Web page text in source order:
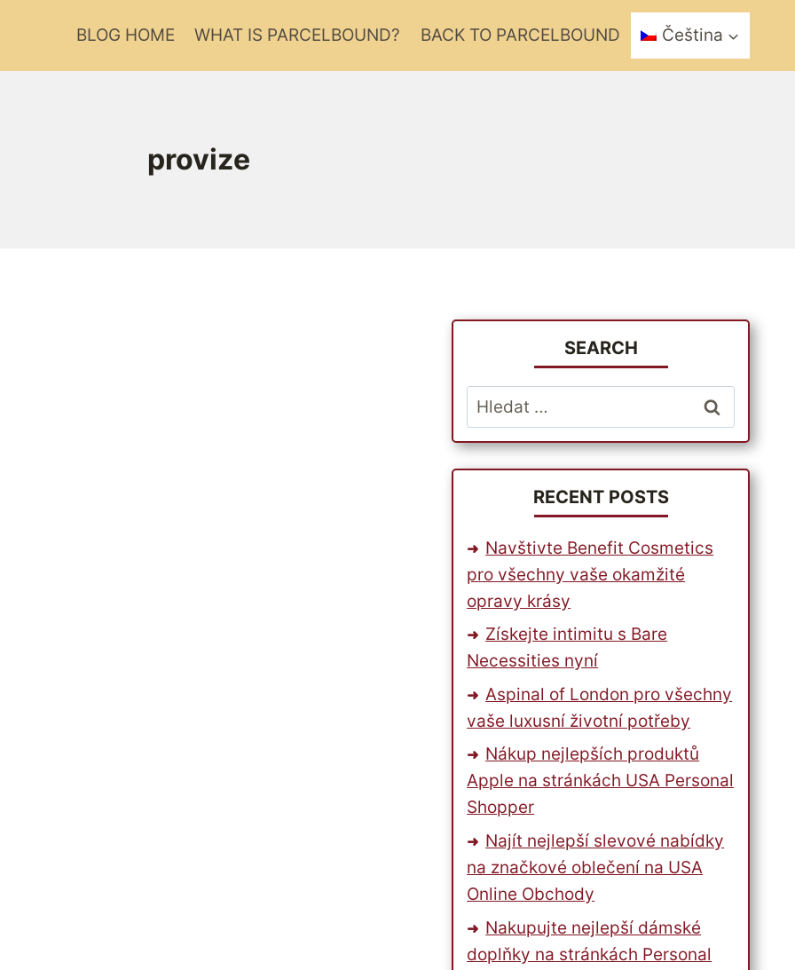
BLOG HOME WHAT IS PARCELBOUND? BACK TO PARCELBOUND Čeština
provize
SEARCH
Vyhledávání
RECENT POSTS
Navštivte Benefit Cosmetics
pro všechny vaše okamžité
opravy krásy
Získejte intimitu s Bare
Necessities nyní
Aspinal of London pro všechny
vaše luxusní životní potřeby
Nákup nejlepších produktů
Apple na stránkách USA Personal
Shopper
Najít nejlepší slevové nabídky
na značkové oblečení na USA
Online Obchody
Nakupujte nejlepší dámské
doplňky na stránkách Personal